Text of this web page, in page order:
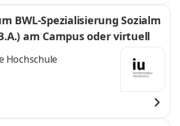
BWL-Spezialisierung Sozialm
am Campus oder virtuell
Hochschule